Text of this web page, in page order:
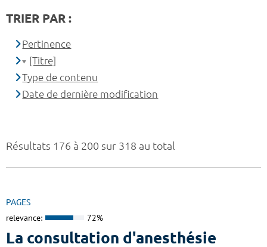
Résultats 176 à 200 sur 318 au total
PAGES
relevance: 72%
La consultation d'anesthésie
TRIER PAR :
Pertinence
[Titre]
Type de contenu
Date de dernière modification